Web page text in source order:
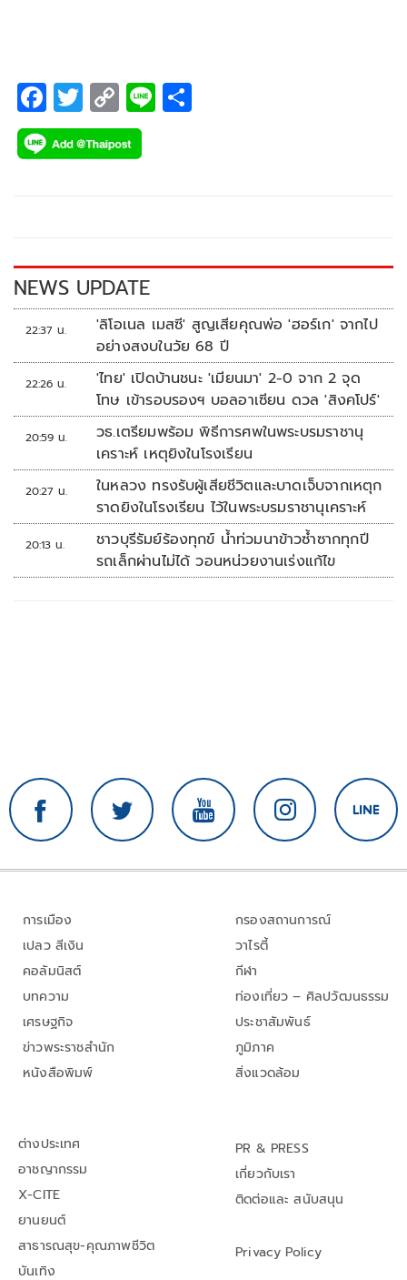
F
ac
e
k
T
wi
tt
C
o
p
k
Li
NEWS UPDATE
22:37 น.
'ลิโอเนล เมสซี' สูญเสียคุณพ่อ 'ฮอร์เก' จากไป
อย่างสงบในวัย 68 ปี
22:26 น.
'ไทย' เปิดบ้านชนะ 'เมียนมา' 2-0 จาก 2 จุด
โทษ เข้ารอบรองฯ บอลอาเซียน ดวล 'สิงคโปร์'
20:59 น.
วธ.เตรียมพร้อม พิธีการศพในพระบรมราชานุ
เคราะห์ เหตุยิงในโรงเรียน
20:27 น.
ในหลวง ทรงรับผู้เสียชีวิตและบาดเจ็บจากเหตุก
ราดยิงในโรงเรียน ไว้ในพระบรมราชานุเคราะห์
20:13 น.
ชาวบุรีรัมย์ร้องทุกข์ น้ำท่วมนาข้าวซ้ำซากทุกปี
รถเล็กผ่านไม่ได้ วอนหน่วยงานเร่งแก้ไข
การเมือง
เปลว สีเงิน
คอลัมนิสต์
บทความ
เศรษฐกิจ
ข่าวพระราชสำนัก
หนังสือพิมพ์
กรองสถานการณ์
วาไรตี้
กีฬา
ท่องเที่ยว – ศิลปวัฒนธรรม
ประชาสัมพันธ์
ภูมิภาค
สิ่งแวดล้อม
ต่างประเทศ
อาชญากรรม
X-CITE
ยานยนต์
สาธารณสุข-คุณภาพชีวิต
บันเทิง
PR & PRESS
เกี่ยวกับเรา
ติดต่อและ สนับสนุน
Privacy Policy